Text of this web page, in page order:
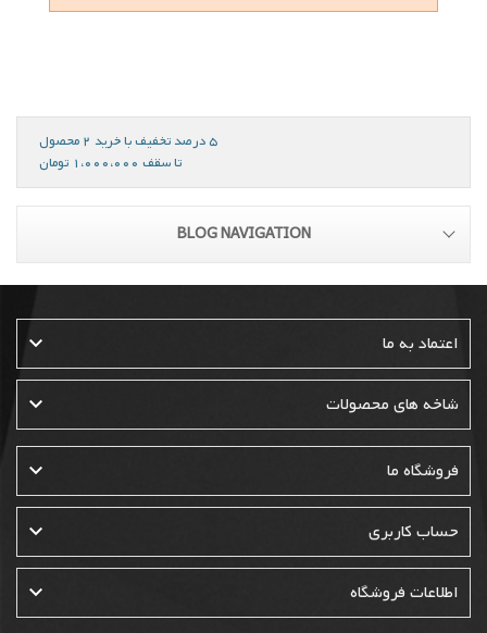
5 درصد تخفیف با خرید 2 محصول
تا سقف 1،000،000 تومان
BLOG NAVIGATION
اعتماد به ما 
شاخه های محصولات 
فروشگاه ما 
حساب کاربری 
اطلاعات فروشگاه 